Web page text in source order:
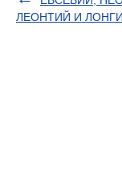
ЛЕОНТИЙ И